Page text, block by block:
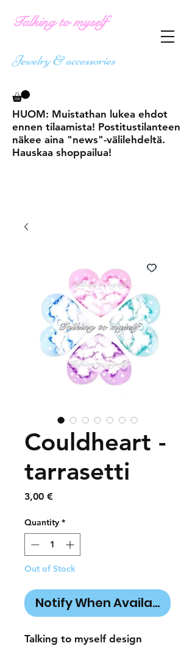
Talking to myself
Jewelry & accessories
HUOM: Muistathan lukea ehdot
ennen tilaamista! Postitustilanteen
näkee aina "news"-välilehdeltä.
Hauskaa shoppailua!
Couldheart -
tarrasetti
3,00 €Price
Quantity *
Out of Stock
Notify When Available
Talking to myself design